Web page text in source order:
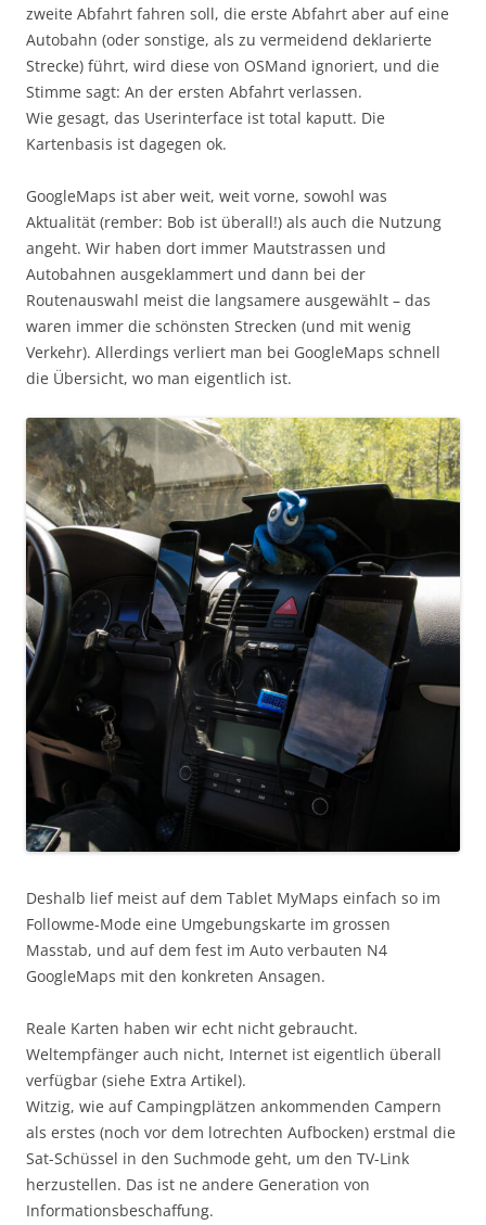
zweite Abfahrt fahren soll, die erste Abfahrt aber auf eine
Autobahn (oder sonstige, als zu vermeidend deklarierte
Strecke) führt, wird diese von OSMand ignoriert, und die
Stimme sagt: An der ersten Abfahrt verlassen.
Wie gesagt, das Userinterface ist total kaputt. Die
Kartenbasis ist dagegen ok.
GoogleMaps ist aber weit, weit vorne, sowohl was
Aktualität (rember: Bob ist überall!) als auch die Nutzung
angeht. Wir haben dort immer Mautstrassen und
Autobahnen ausgeklammert und dann bei der
Routenauswahl meist die langsamere ausgewählt – das
waren immer die schönsten Strecken (und mit wenig
Verkehr). Allerdings verliert man bei GoogleMaps schnell
die Übersicht, wo man eigentlich ist.
Deshalb lief meist auf dem Tablet MyMaps einfach so im
Followme-Mode eine Umgebungskarte im grossen
Masstab, und auf dem fest im Auto verbauten N4
GoogleMaps mit den konkreten Ansagen.
Reale Karten haben wir echt nicht gebraucht.
Weltempfänger auch nicht, Internet ist eigentlich überall
verfügbar (siehe Extra Artikel).
Witzig, wie auf Campingplätzen ankommenden Campern
als erstes (noch vor dem lotrechten Aufbocken) erstmal die
Sat-Schüssel in den Suchmode geht, um den TV-Link
herzustellen. Das ist ne andere Generation von
Informationsbeschaffung.